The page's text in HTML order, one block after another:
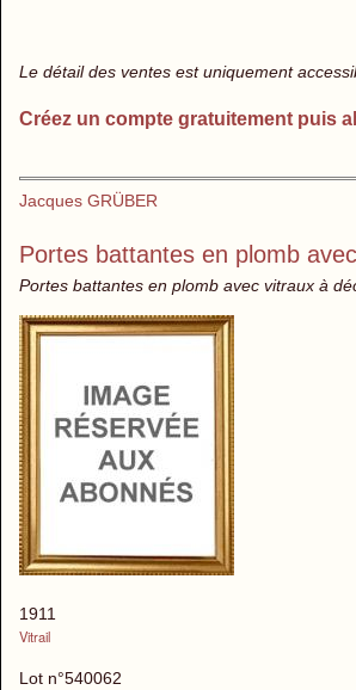
Le détail des ventes est uniquement
Créez un compte gratuitement puis
Jacques GRÜBER
Portes battantes en plomb
Portes battantes en plomb avec vitraux à
1911
Vitrail
Lot n°540062